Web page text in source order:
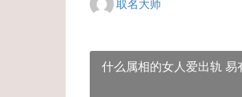
取名大师
什么属相的女人爱出轨